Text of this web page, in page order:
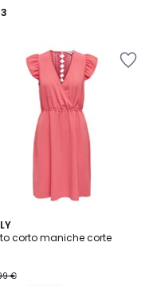
3
corto maniche corte
€